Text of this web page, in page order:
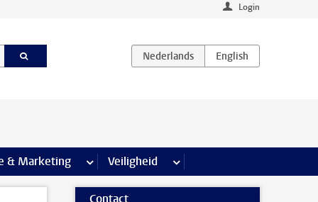
Login
& Marketing meer Communicatie & Marketing pagina’s
Veiligheid meer Veiligheid pagina’s
Contact